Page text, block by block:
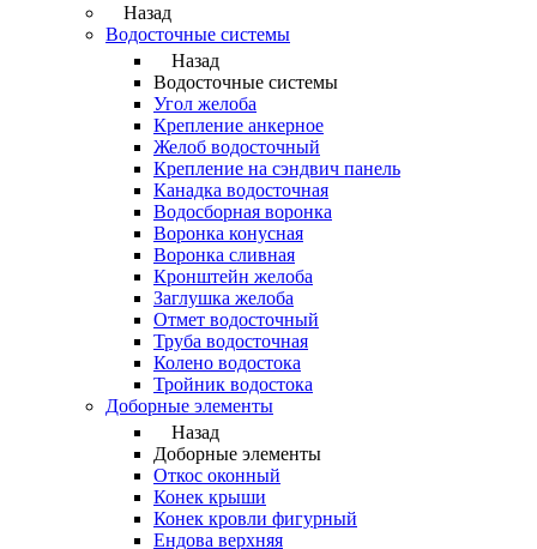
Назад
Водосточные системы
Назад
Водосточные системы
Угол желоба
Крепление анкерное
Желоб водосточный
Крепление на сэндвич панель
Канадка водосточная
Водосборная воронка
Воронка конусная
Воронка сливная
Кронштейн желоба
Заглушка желоба
Отмет водосточный
Труба водосточная
Колено водостока
Тройник водостока
Доборные элементы
Назад
Доборные элементы
Откос оконный
Конек крыши
Конек кровли фигурный
Ендова верхняя